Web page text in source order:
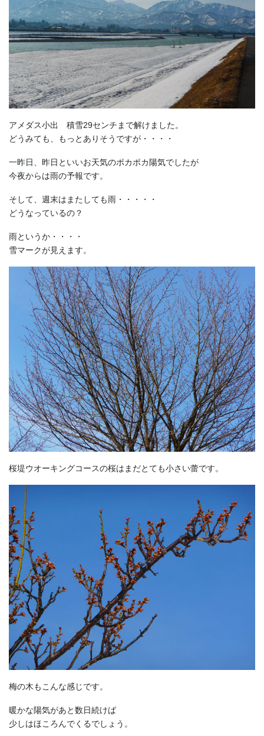
アメダス小出 積雪29センチまで解けました。
どうみても、もっとありそうですが・・・・
一昨日、昨日といいお天気のポカポカ陽気でしたが
今夜からは雨の予報です。
そして、週末はまたしても雨・・・・・
どうなっているの？
雨というか・・・・
雪マークが見えます。
桜堤ウオーキングコースの桜はまだとても小さい蕾です。
梅の木もこんな感じです。
暖かな陽気があと数日続けば
少しはほころんでくるでしょう。